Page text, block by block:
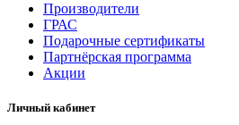
Производители
ГРАС
Подарочные сертификаты
Партнёрская программа
Акции
Личный кабинет